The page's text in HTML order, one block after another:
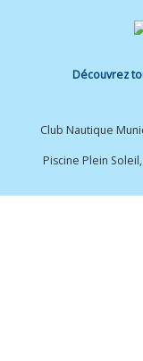
Découvrez
Club Nautique
Piscine Plein